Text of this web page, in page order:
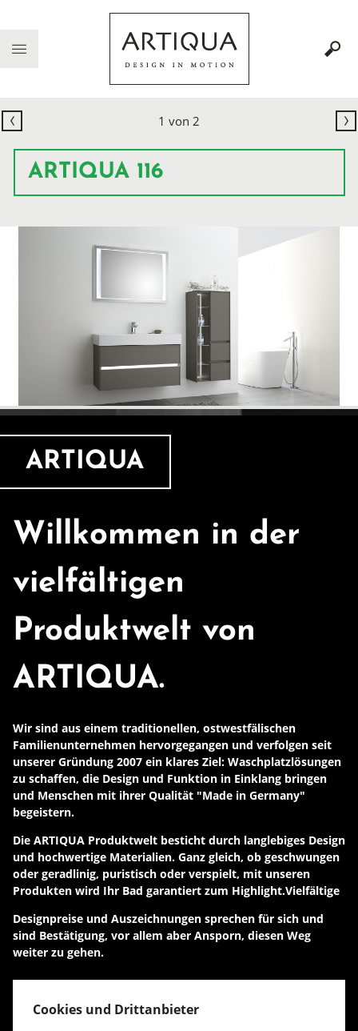
1 von 2
ARTIQUA 116
ARTIQUA
Willkommen in der
vielfältigen
Produktwelt von
ARTIQUA.
Wir sind aus einem traditionellen, ostwestfälischen
Familienunternehmen hervorgegangen und verfolgen seit
unserer Gründung 2007 ein klares Ziel: Waschplatzlösungen
zu schaffen, die Design und Funktion in Einklang bringen
und Menschen mit ihrer Qualität "Made in Germany"
begeistern.
Die ARTIQUA Produktwelt besticht durch langlebiges Design
und hochwertige Materialien. Ganz gleich, ob geschwungen
oder geradlinig, puristisch oder verspielt, mit unseren
Produkten wird Ihr Bad garantiert zum Highlight.Vielfältige
Designpreise und Auszeichnungen sprechen für sich und
sind Bestätigung, vor allem aber Ansporn, diesen Weg
weiter zu gehen.
Cookies und Drittanbieter